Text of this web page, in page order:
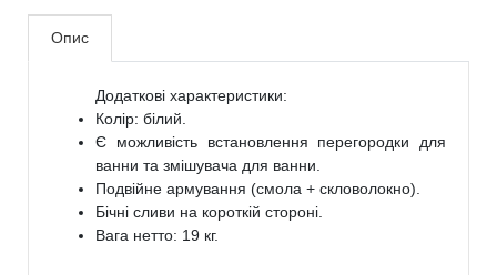
Опис
Додаткові характеристики:
Колір: білий.
Є можливість встановлення перегородки для
ванни та змішувача для ванни.
Подвійне армування (смола + скловолокно).
Бічні сливи на короткій стороні.
Вага нетто: 19 кг.